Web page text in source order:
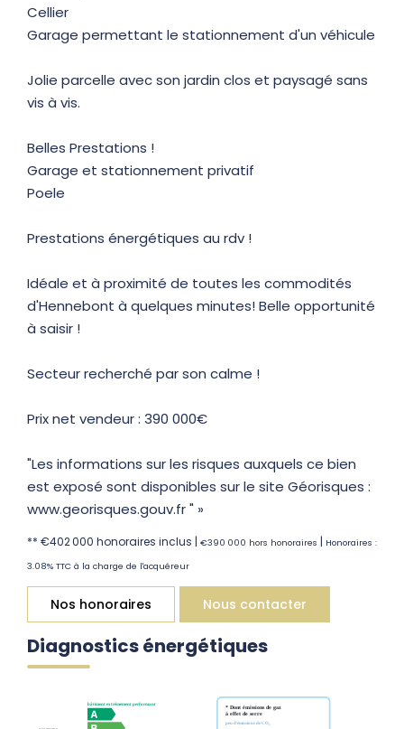
Cellier
Garage permettant le stationnement d'un véhicule
Jolie parcelle avec son jardin clos et paysagé sans
vis à vis.
Belles Prestations !
Garage et stationnement privatif
Poele
Prestations énergétiques au rdv !
Idéale et à proximité de toutes les commodités
d'Hennebont à quelques minutes! Belle opportunité
à saisir !
Secteur recherché par son calme !
Prix net vendeur : 390 000€
"Les informations sur les risques auxquels ce bien
est exposé sont disponibles sur le site Géorisques :
www.georisques.gouv.fr " »
** €402 000 honoraires inclus | €390 000 hors honoraires | Honoraires :
3.08% TTC à la charge de l'acquéreur
Nos honoraires Nous contacter
Diagnostics énergétiques